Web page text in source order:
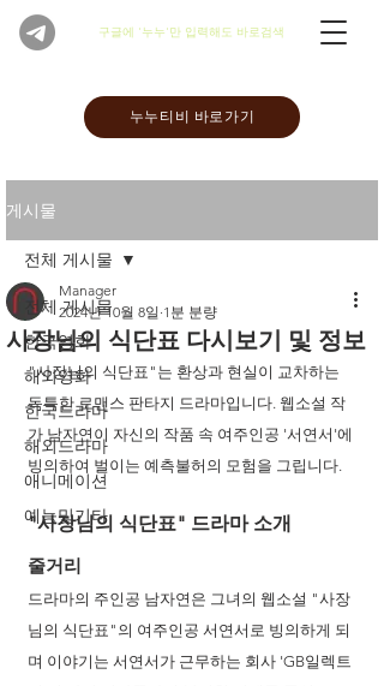
​구글에 '누누'만 입력해도 바로검색
누누티비 바로가기
게시물
전체 게시물
한국영화
해외영화
한국드라마
해외드라마
애니메이션
예능및기타
전체 게시물
사장님의 식단표 다시보기 및 정보
Manager
2024년 10월 8일 1분 분량
"사장님의 식단표"는 환상과 현실이 교차하는
독특한 로맨스 판타지 드라마입니다. 웹소설 작
가 남자연이 자신의 작품 속 여주인공 '서연서'에
빙의하여 벌이는 예측불허의 모험을 그립니다.
"사장님의 식단표" 드라마 소개
줄거리
드라마의 주인공 남자연은 그녀의 웹소설 "사장
님의 식단표"의 여주인공 서연서로 빙의하게 되
며 이야기는 서연서가 근무하는 회사 'GB일렉트